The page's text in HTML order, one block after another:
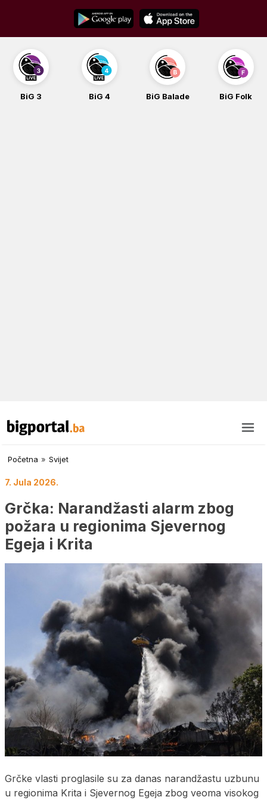
content
BiG 3 BiG 4 BiG Balade BiG Folk
Početna » Svijet
7. Jula 2026.
Grčka: Narandžasti alarm zbog
požara u regionima Sjevernog
Egeja i Krita
Grčke vlasti proglasile su za danas narandžastu uzbunu
u regionima Krita i Sjevernog Egeja zbog veoma visokog